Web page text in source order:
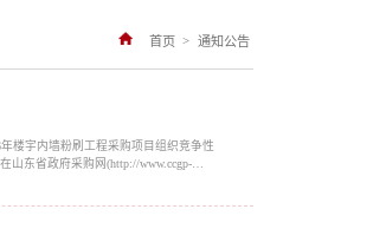
首页 > 通知公告
楼宇内墙粉刷工程采购项目组织竞争性
山东省政府采购网(http://www.ccgp-